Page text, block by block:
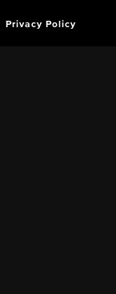
Privacy Policy